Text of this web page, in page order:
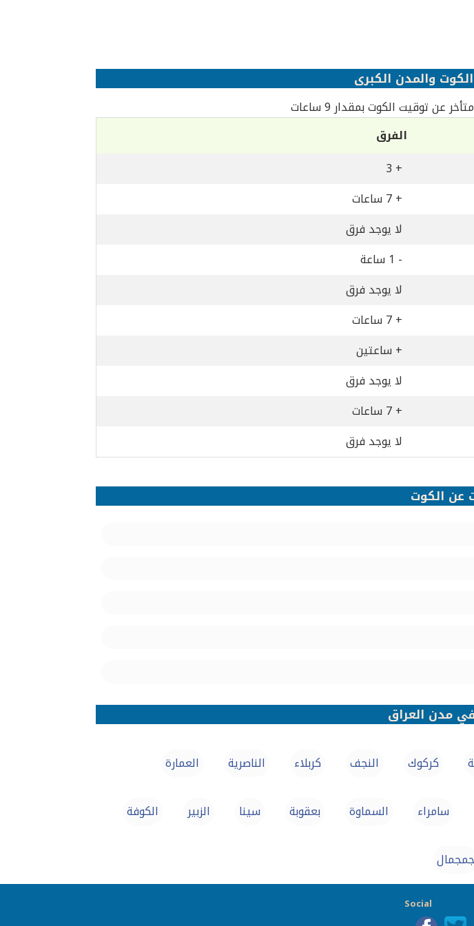
والمدن الكبرى
عن توقيت الكوت بمقدار 9 ساعات
الفرق
+ 3
+ 7 ساعات
لا يوجد فرق
- 1 ساعة
لا يوجد فرق
+ 7 ساعات
+ ساعتين
لا يوجد فرق
+ 7 ساعات
لا يوجد فرق
عن الكوت
مدن العراق
كركوك‏ النجف كربلاء‏ الناصرية العمارة
سامراء‏ السماوة بعقوبة سينا الزبير الكوفة
جمجمال
Social